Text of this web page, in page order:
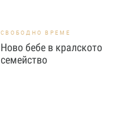
СВОБОДНО ВРЕМЕ
Ново бебе в кралското
семейство